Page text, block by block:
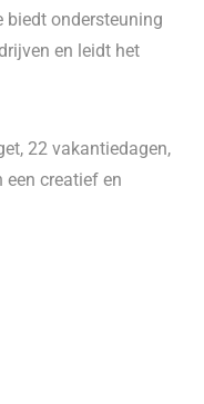
biedt ondersteuning
en leidt het
22 vakantiedagen,
een creatief en